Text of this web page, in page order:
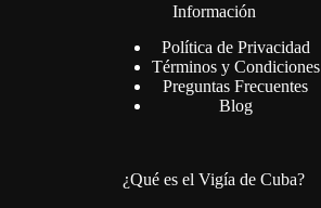
Información
Política de Privacidad
Términos y Condiciones
Preguntas Frecuentes
Blog
¿Qué es el Vigía de Cuba?